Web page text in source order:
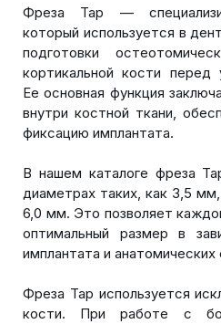
Фреза Tap —
который используется в
подготовки
кортикальной кости перед
Ее основная функция
внутри костной ткани,
фиксацию имплантата.
В нашем каталоге фреза
диаметрах таких, как 3,5
6,0 мм. Это позволяет
оптимальный размер в
имплантата и
Фреза Tap используется
кости. При работе с